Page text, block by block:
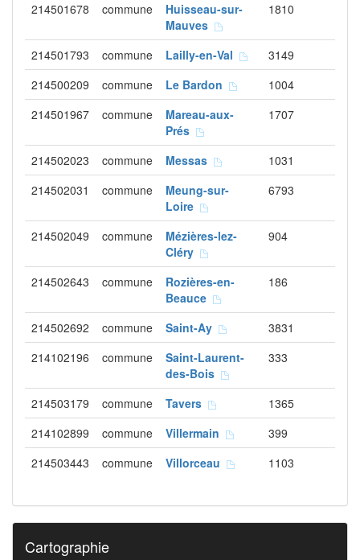
214501678 commune
Huisseau-sur-
Mauves
1810
214501793 commune Lailly-en-Val
3149
214500209
commune Le Bardon
1004
214501967
commune
Mareau-aux-
Prés
1707
214502023 commune Messas
1031
214502031
commune
Meung-sur-
Loire
6793
214502049 commune
Mézières-lez-
Cléry
904
214502643 commune
Rozières-en-
Beauce
186
214502692 commune Saint-Ay
3831
214102196
commune
Saint-Laurent-
des-Bois
333
214503179 commune Tavers
1365
214102899
commune Villermain
399
214503443
commune Villorceau 1103
Cartographie